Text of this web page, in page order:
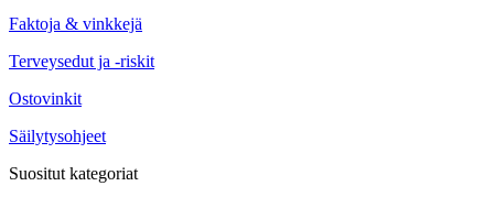
Faktoja & vinkkejä
Terveysedut ja -riskit
Ostovinkit
Säilytysohjeet
Suositut kategoriat